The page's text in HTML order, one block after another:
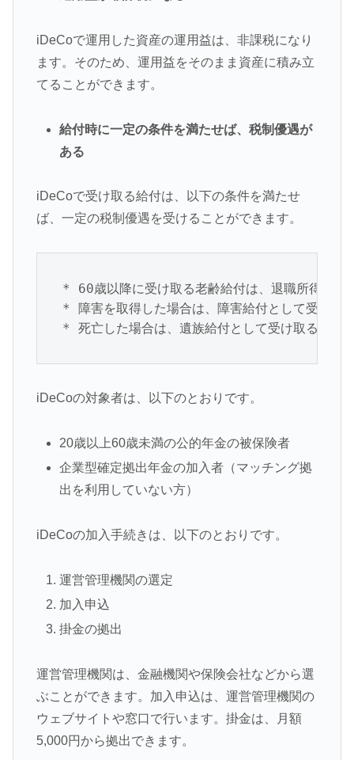
iDeCoで運用した資産の運用益は、非課税になり
ます。そのため、運用益をそのまま資産に積み立
てることができます。
給付時に一定の条件を満たせば、税制優遇が
ある
iDeCoで受け取る給付は、以下の条件を満たせ
ば、一定の税制優遇を受けることができます。
* 60歳以降に受け取る老齢給付は、退職所得控除
* 障害を取得した場合は、障害給付として受け取
iDeCoの対象者は、以下のとおりです。
20歳以上60歳未満の公的年金の被保険者
企業型確定拠出年金の加入者（マッチング拠
出を利用していない方）
iDeCoの加入手続きは、以下のとおりです。
運営管理機関の選定
加入申込
掛金の拠出
運営管理機関は、金融機関や保険会社などから選
ぶことができます。加入申込は、運営管理機関の
ウェブサイトや窓口で行います。掛金は、月額
5,000円から拠出できます。